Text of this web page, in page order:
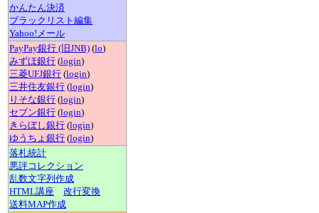
かんたん決済
ブラックリスト編集
Yahoo!メール
PayPay銀行 (旧JNB) (lo)
みずほ銀行 (login)
三菱UFJ銀行 (login)
三井住友銀行 (login)
りそな銀行 (login)
セブン銀行 (login)
きらぼし銀行 (login)
ゆうちょ銀行 (login)
落札統計
悪評コレクション
乱数文字列作成
HTML講座
改行変換
送料MAP作成